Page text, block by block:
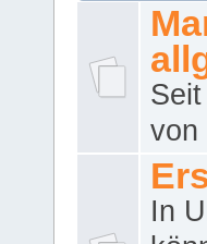
von
In